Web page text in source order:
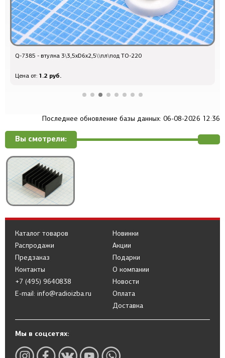
Q-7385 - втулка 3\3,5xD6x2,5\\пл\под TO-220
Цена от: 1.2 руб.
Последнее обновление базы данных: 06-08-2026 12:36
Вы смотрели:
Каталог товаров
Распродажи
Предзаказ
Новинки
Акции
Подарки
Контакты
+7 (495) 9640838
E-mail: info@radioizba.ru
О компании
Новости
Оплата
Доставка
Мы в соцсетях: